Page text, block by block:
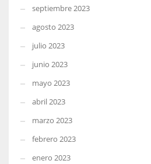
septiembre 2023
agosto 2023
julio 2023
junio 2023
mayo 2023
abril 2023
marzo 2023
febrero 2023
enero 2023